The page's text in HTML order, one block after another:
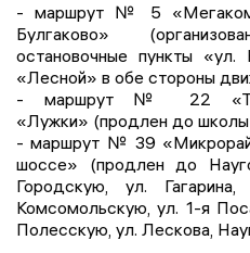
- маршрут № 5
Булгаково»
остановочные пункты «ул.
«Лесной» в обе стороны
- маршрут № 22
«Лужки» (продлен до
- маршрут № 39
шоссе» (продлен до
Городскую, ул.
Комсомольскую, ул. 1-я
Полесскую, ул. Лескова,